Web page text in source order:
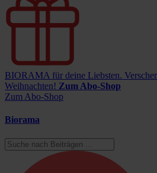
BIORAMA für deine Liebsten.
Weihnachten! Zum Abo-Shop
Zum Abo-Shop
Biorama